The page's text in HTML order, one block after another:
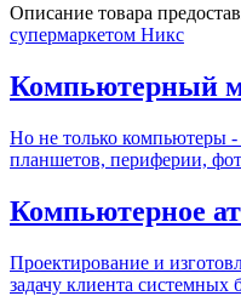
Описание товара
супермаркетом Никс
Компьютерный
Но не только компьютеры
планшетов, периферии,
Компьютерное
Проектирование и
задачу клиента системных